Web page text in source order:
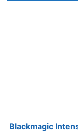
Blackmagic